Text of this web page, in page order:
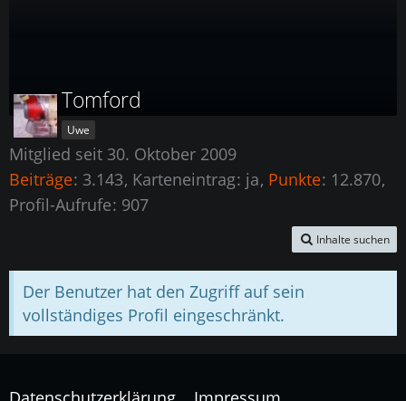
Tomford
Uwe
Mitglied seit 30. Oktober 2009
Beiträge 3.143 Karteneintrag ja Punkte 12.870
Profil-Aufrufe 907
Inhalte suchen
Der Benutzer hat den Zugriff auf sein
vollständiges Profil eingeschränkt.